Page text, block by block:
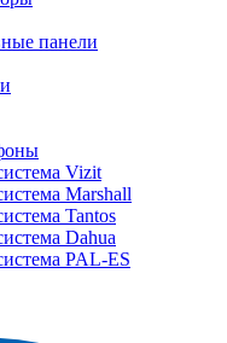
панели
Vizit
Marshall
Tantos
Dahua
PAL-ES